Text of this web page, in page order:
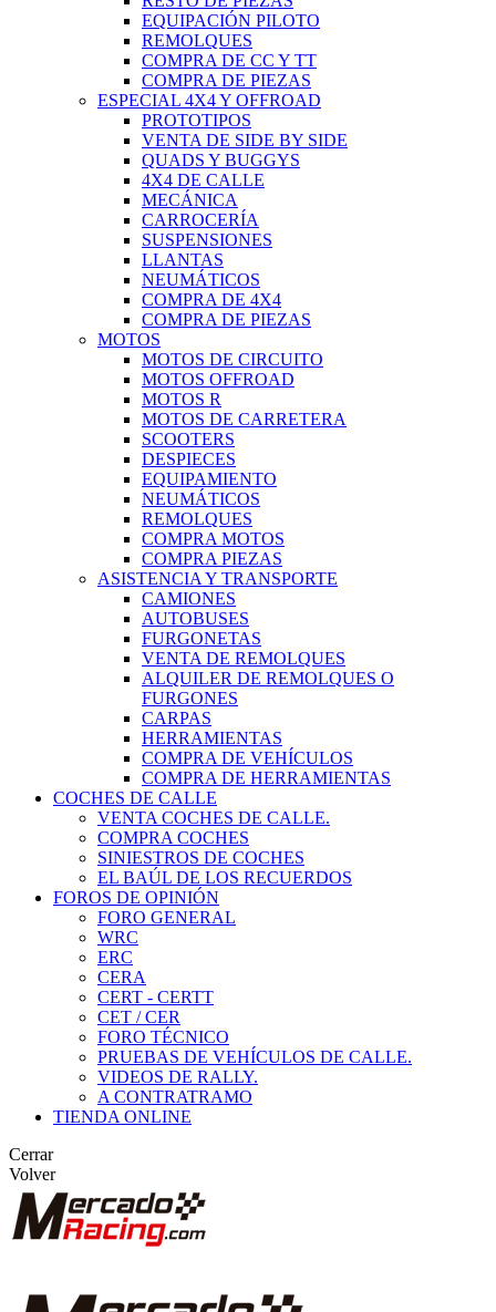
EQUIPACIÓN PILOTO
REMOLQUES
COMPRA DE CC Y TT
COMPRA DE PIEZAS
ESPECIAL 4X4 Y OFFROAD
PROTOTIPOS
VENTA DE SIDE BY SIDE
QUADS Y BUGGYS
4X4 DE CALLE
MECÁNICA
CARROCERÍA
SUSPENSIONES
LLANTAS
NEUMÁTICOS
COMPRA DE 4X4
COMPRA DE PIEZAS
MOTOS
MOTOS DE CIRCUITO
MOTOS OFFROAD
MOTOS R
MOTOS DE CARRETERA
SCOOTERS
DESPIECES
EQUIPAMIENTO
NEUMÁTICOS
REMOLQUES
COMPRA MOTOS
COMPRA PIEZAS
ASISTENCIA Y TRANSPORTE
CAMIONES
AUTOBUSES
FURGONETAS
VENTA DE REMOLQUES
ALQUILER DE REMOLQUES O
FURGONES
CARPAS
HERRAMIENTAS
COMPRA DE VEHÍCULOS
COMPRA DE HERRAMIENTAS
COCHES DE CALLE
VENTA COCHES DE CALLE.
COMPRA COCHES
SINIESTROS DE COCHES
EL BAÚL DE LOS RECUERDOS
FOROS DE OPINIÓN
FORO GENERAL
WRC
ERC
CERA
CERT - CERTT
CET / CER
FORO TÉCNICO
PRUEBAS DE VEHÍCULOS DE CALLE.
VIDEOS DE RALLY.
A CONTRATRAMO
TIENDA ONLINE
Cerrar
Volver